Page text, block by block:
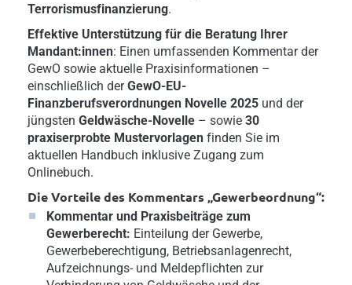
Terrorismusfinanzierung.
Effektive Unterstützung für die Beratung Ihrer
Mandant:innen: Einen umfassenden Kommentar der
GewO sowie aktuelle Praxisinformationen –
einschließlich derGewO-EU-
Finanzberufsverordnungen Novelle 2025 und der
jüngsten Geldwäsche-Novelle – sowie 30
praxiserprobte Mustervorlagen finden Sie im
aktuellen Handbuch inklusive Zugang zum
Onlinebuch.
Die Vorteile des Kommentars „Gewerbeordnung“:
Kommentar und Praxisbeiträge zum
Gewerberecht: Einteilung der Gewerbe,
Gewerbeberechtigung, Betriebsanlagenrecht,
Aufzeichnungs- und Meldepflichten zur